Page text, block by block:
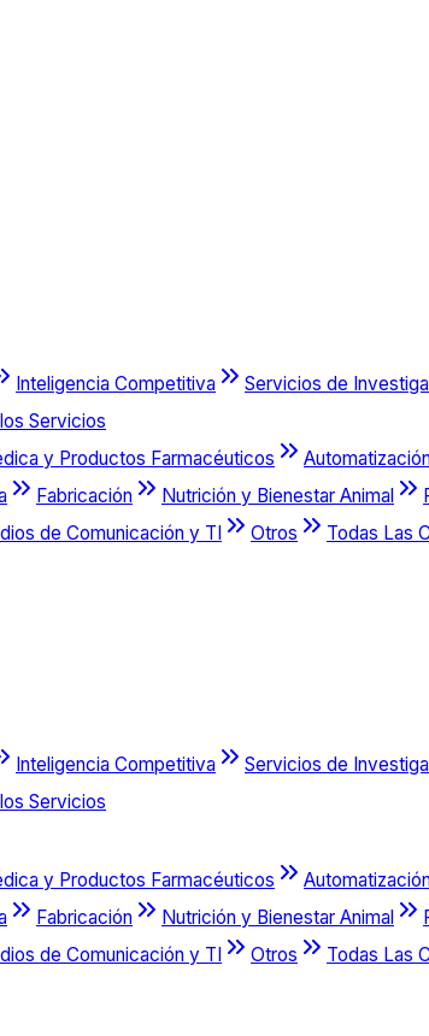
Inteligencia Competitiva Servicios de
Servicios
y Productos Farmacéuticos
Fabricación Nutrición y Bienestar Animal
de Comunicación y TI Otros Todas Las
Inteligencia Competitiva Servicios de
Servicios
y Productos Farmacéuticos
Fabricación Nutrición y Bienestar Animal
de Comunicación y TI Otros
Todas Las